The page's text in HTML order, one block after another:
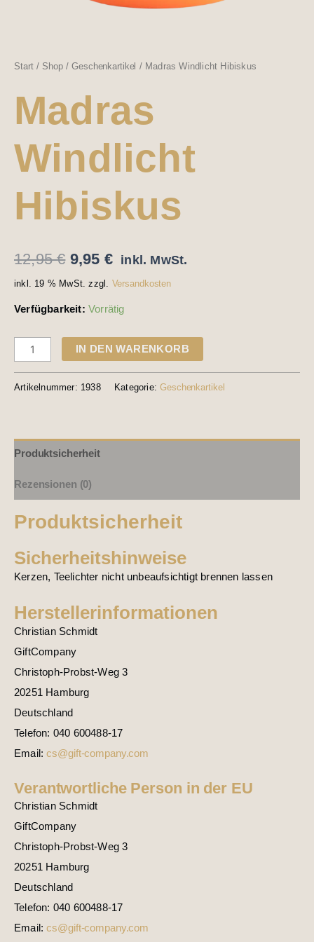
Start/ Shop/Geschenkartikel / Madras Windlicht Hibiskus
Madras
Windlicht
Hibiskus
12,95€ 9,95 € inkl. MwSt.
inkl. 19 % MwSt. zzgl. Versandkosten
Verfügbarkeit: Vorrätig
IN DEN WARENKORB
Artikelnummer: 1938 Kategorie:Geschenkartikel
Produktsicherheit
Rezensionen (0)
Produktsicherheit
Sicherheitshinweise
Kerzen, Teelichter nicht unbeaufsichtigt brennen lassen
Herstellerinformationen
Christian Schmidt
GiftCompany
Christoph-Probst-Weg 3
20251 Hamburg
Deutschland
Telefon: 040 600488-17
Email:cs@gift-company.com
Verantwortliche Person in der EU
Christian Schmidt
GiftCompany
Christoph-Probst-Weg 3
20251 Hamburg
Deutschland
Telefon: 040 600488-17
Email:cs@gift-company.com